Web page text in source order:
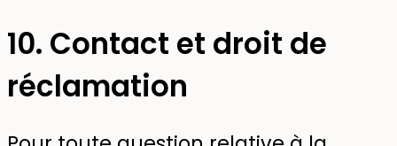
10. Contact et droit de
réclamation